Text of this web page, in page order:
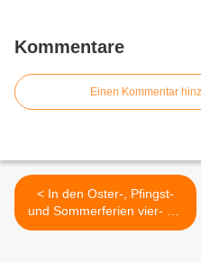
Kommentare
Einen Kommentar
< In den Oster-, Pfingst-
und Sommerferien vier- bis
fünftägige Fußballschulen